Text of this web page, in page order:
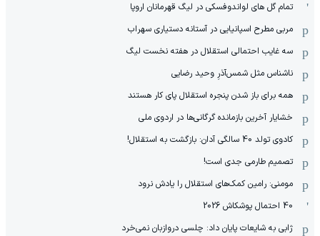
تمام گل های لواندوفسکی در لیگ قهرمانان اروپا
مربی مطرح اسپانیایی در آستانه دستیاری سهراب
سه غایب احتمالی استقلال در هفته نخست لیگ
ناشناس مثل شمس‌آذرِ وحید رضایی
همه برای باز شدن پنجره استقلال پای کار هستند
خشایار آخرین بازمانده گرگانی‌ها در اردوی ملی
کادوی تولد 40 سالگی آدان: بازگشت به استقلال!
تصمیم طارمی جدی است!
مومنی: رامین کمک‌های استقلال را یادش نرود
40 احتمال پوشکاش 2026
ژابی به شایعات پایان داد: چلسی دروازبان نمی‌خرد